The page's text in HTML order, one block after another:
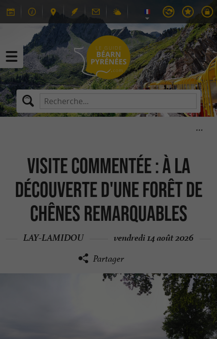
Visite commentée : à la
découverte d'une forêt de
chênes remarquables
LAY-LAMIDOU vendredi 14 août 2026
Partager